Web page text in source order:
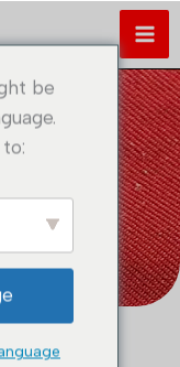
global
|
be